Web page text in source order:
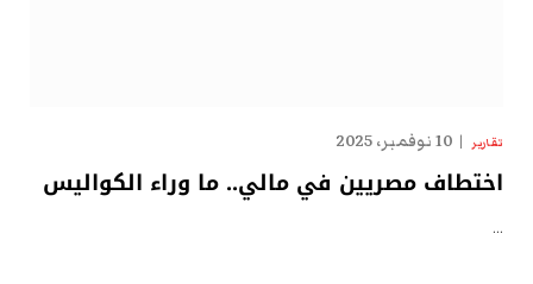
تقارير 10 نوفمبر، 2025
اختطاف مصريين في مالي.. ما وراء الكواليس
…